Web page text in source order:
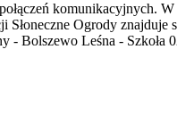
komunikacyjnych. W
Słoneczne Ogrody znajduje
- Bolszewo Leśna - Szkoła